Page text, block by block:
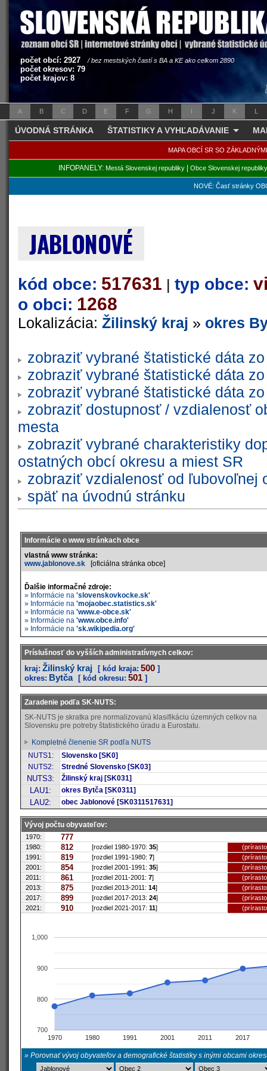
počet obcí: 2927 / bez mestských častí s BA a KE ako celkom 2890
počet okresov: 79
počet krajov: 8
A B C D E F G H I J K L
ÚVODNÁ STRÁNKA ŠTATISTIKY A VYHĽADÁVANIE
MAPA OBCÍ SR SO
INFOPANELY: Mestá Slovenskej republiky| Obce Slovenskej republiky
NOVÉ: Časť stránky
JABLONOVÉ
kód obce: 517631 | typ obce:
o obci: 1268
Lokalizácia: Žilinský kraj » okres
zobraziť vybrané štatistické dáta
zobraziť vybrané štatistické dáta
zobraziť vybrané štatistické dáta
zobraziť dostupnosť / vzdialenosť
mesta
zobraziť vybrané charakteristiky
ostatných obcí okresu a miest SR
zobraziť vzdialenosť od ľubovoľnej
späť na úvodnú stránku
Informácie o www stránkach obce
vlastná www stránka:
www.jablonove.sk [oficiálna stránka obce]
Ďalšie informačné zdroje:
» Informácie na 'slovenskovkocke.sk'
» Informácie na 'mojaobec.statistics.sk'
» Informácie na 'www.e-obce.sk'
» Informácie na 'www.obce.info'
» Informácie na 'sk.wikipedia.org'
Príslušnosť do vyšších administratívnych celkov:
kraj: Žilinský kraj [ kód kraja: 500 ]
okres: Bytča [ kód okresu: 501 ]
Zaradenie podľa SK-NUTS:
SK-NUTS je skratka pre normalizovanú klasifikáciu územných celkov na
Slovensku pre potreby štatistického úradu a Eurostatu.
Kompletné členenie SR podľa NUTS
NUTS1:
Slovensko [SK0]
NUTS2:
Stredné Slovensko [SK03]
NUTS3: Žilinský kraj [SK031]
LAU1: okres Bytča [SK0311]
LAU2: obec Jablonové [SK0311517631]
Vývoj počtu obyvateľov:
1970: 777
1980: 812 [rozdiel 1980-1970: 35]
1991:
819 [rozdiel 1991-1980: 7]
2001:
854 [rozdiel 2001-1991: 35]
2011:
861 [rozdiel 2011-2001: 7]
2013:
875 [rozdiel 2013-2011: 14]
2017:
899 [rozdiel 2017-2013: 24]
2021:
910 [rozdiel 2021-2017: 11]
1970 1980 1991 2001 2011 2017
700
800
900
1,000
» Porovnať vývoj obyvateľov a demografické štatistiky s inými obcami